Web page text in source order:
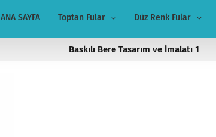
ANA SAYFA Toptan Fular Düz Renk Fular
Baskılı Bere Tasarım ve İmalatı 1